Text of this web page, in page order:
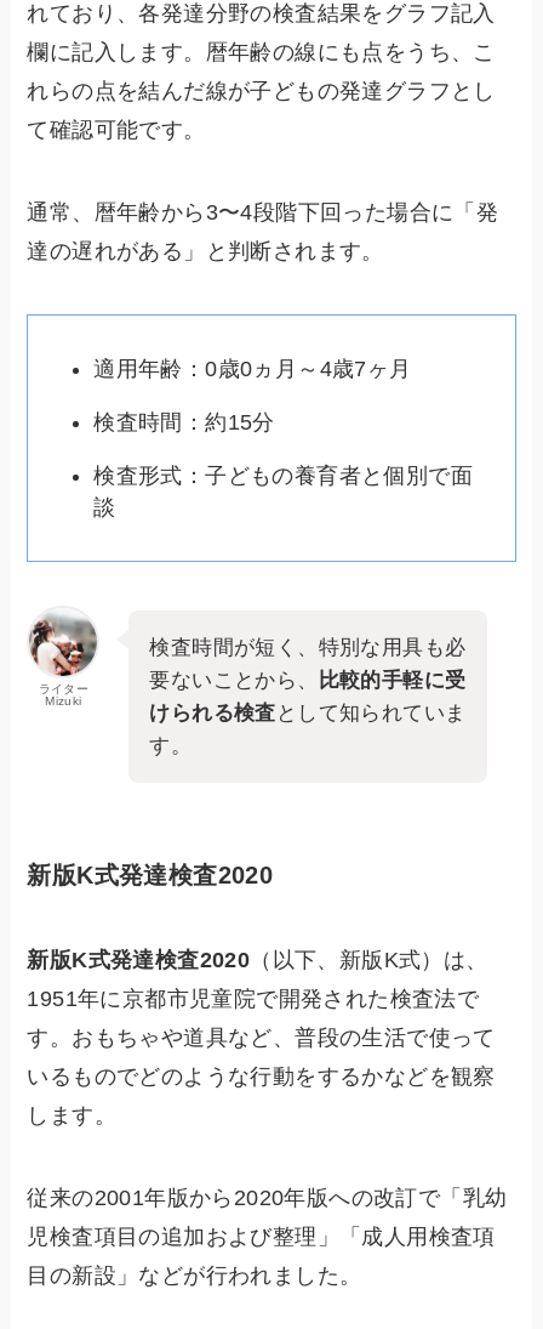
れており、各発達分野の検査結果をグラフ記入
欄に記入します。暦年齢の線にも点をうち、こ
れらの点を結んだ線が子どもの発達グラフとし
て確認可能です。
通常、暦年齢から3〜4段階下回った場合に「発
達の遅れがある」と判断されます。
適用年齢：0歳0ヵ月～4歳7ヶ月
検査時間：約15分
検査形式：子どもの養育者と個別で面
談
ライター
Mizuki
検査時間が短く、特別な用具も必
要ないことから、
比較的手軽に受
けられる検査 として知られていま
す。
新版K式発達検査2020
新版K式発達検査2020 （以下、新版K式）は、
1951年に京都市児童院で開発された検査法で
す。おもちゃや道具など、普段の生活で使って
いるものでどのような行動をするかなどを観察
します。
従来の2001年版から2020年版への改訂で「乳幼
児検査項目の追加および整理」「成人用検査項
目の新設」などが行われました。